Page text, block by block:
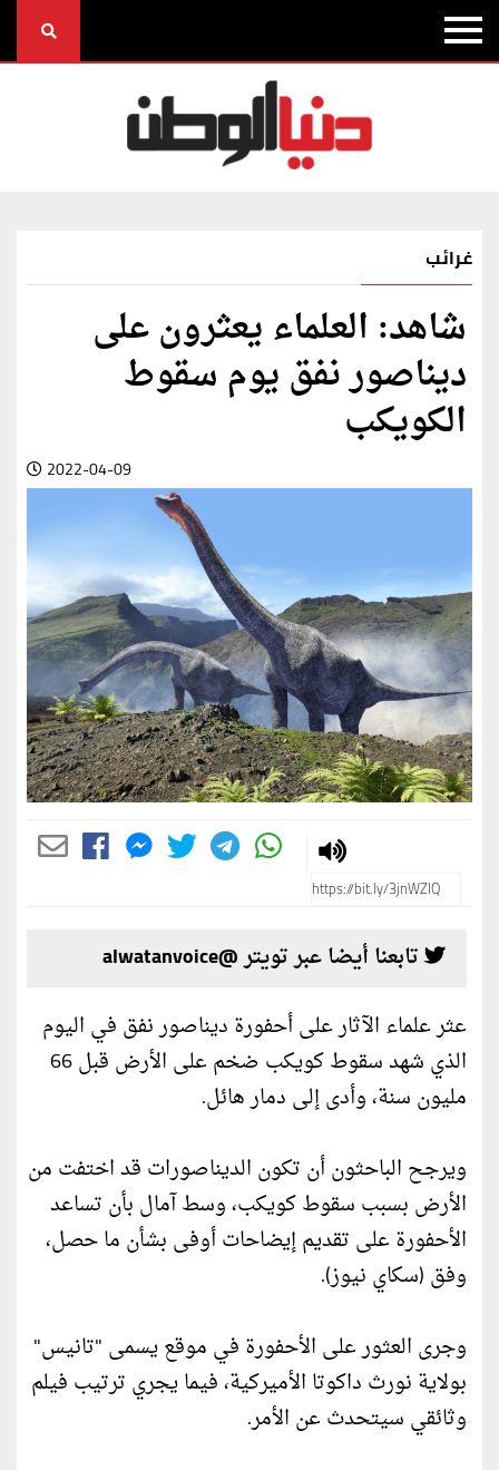
غرائب
شاهد: العلماء يعثرون على
ديناصور نفق يوم سقوط
الكويكب
2022-04-09
تابعنا أيضا عبر تويتر @alwatanvoice
عثر علماء الآثار على أحفورة ديناصور نفق في اليوم
الذي شهد سقوط كويكب ضخم على الأرض قبل 66
مليون سنة، وأدى إلى دمار هائل.
ويرجح الباحثون أن تكون الديناصورات قد اختفت من
الأرض بسبب سقوط كويكب، وسط آمال بأن تساعد
الأحفورة على تقديم إيضاحات أوفى بشأن ما حصل،
وفق (سكاي نيوز).
وجرى العثور على الأحفورة في موقع يسمى "تانيس"
بولاية نورث داكوتا الأميركية، فيما يجري ترتيب فيلم
وثائقي سيتحدث عن الأمر.